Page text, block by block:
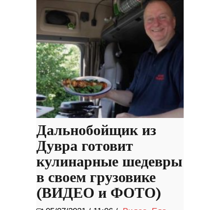
Дальнобойщик из
Дувра готовит
кулинарные шедевры
в своем грузовике
(ВИДЕО и ФОТО)